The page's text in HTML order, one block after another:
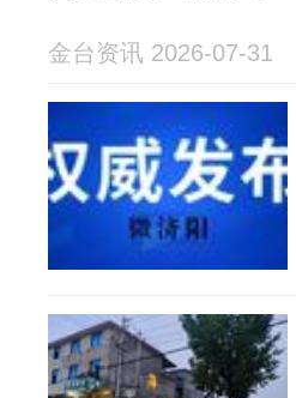
金台资讯 2026-07-31